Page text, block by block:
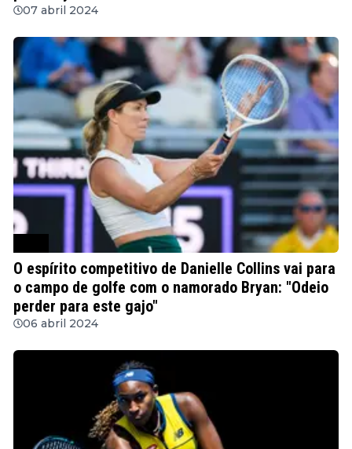
07 abril 2024
O espírito competitivo de Danielle Collins vai para
o campo de golfe com o namorado Bryan: "Odeio
perder para este gajo"
06 abril 2024